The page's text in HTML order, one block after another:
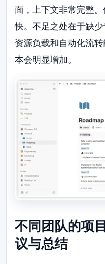
面，上下文非常完整
快。不足之处在于缺少
资源负载和自动化流
本会明显增加。
不同团队的项
议与总结